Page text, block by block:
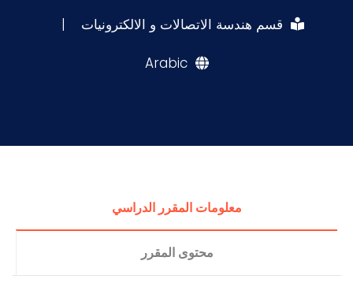
قسم هندسة الاتصالات و الالكترونيات |
Arabic
معلومات المقرر الدراسي
محتوى المقرر